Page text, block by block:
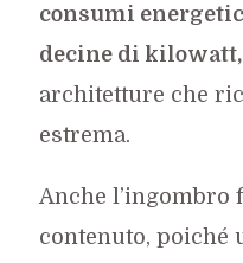
consumi
decine di kilowatt,
architetture che
estrema.
Anche l’ingombro
contenuto, poiché